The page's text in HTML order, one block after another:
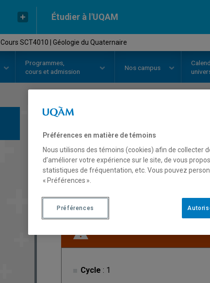
Étudier à l'UQAM
Cours SCT4010 | Géologie du Quaternaire
Programmes,
cours et admission
Nos campus
COURS SCT4010
Description Horaire -
Cycle : 1
Préférences en matière de témoins
Nous utilisons des témoins (cookies) afin de collecter
d’améliorer votre expérience sur le site, de vous
statistiques de fréquentation, etc. Vous pouvez
« Préférences ».
Préférences